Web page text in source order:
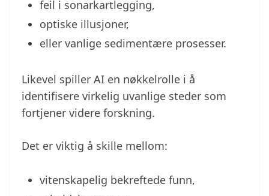
feil i sonarkartlegging,
optiske illusjoner,
eller vanlige sedimentære prosesser.
Likevel spiller AI en nøkkelrolle i å
identifisere virkelig uvanlige steder som
fortjener videre forskning.
Det er viktig å skille mellom:
vitenskapelig bekreftede funn,